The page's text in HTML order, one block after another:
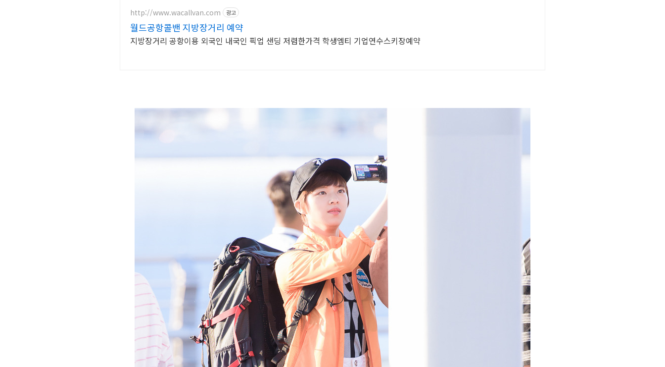
http://www.wacallvan.com 광고
월드공항콜밴 지방장거리 예약
지방장거리 공항이용 외국인 내국인 픽업 샌딩 저렴한가격 학생엠티 기업연수스키장예약